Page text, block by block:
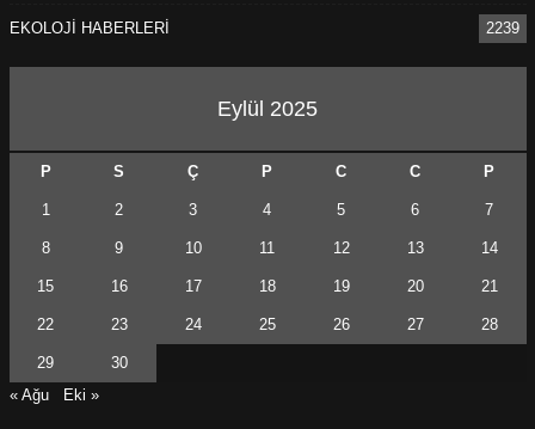
EKOLOJİ HABERLERİ 2239
Eylül 2025
P S Ç P C C P
1 2 3 4 5 6 7
8 9 10 11 12 13 14
15 16 17 18 19 20 21
22 23 24 25 26 27 28
29
30
« Ağu
Eki »